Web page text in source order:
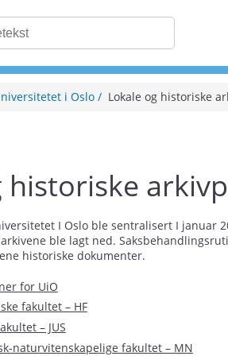
i Oslo Lokale og historiske
historiske
I Oslo ble sentralisert I
ble lagt ned.
historiske dokumenter.
for UiO
fakultet – HF
– JUS
naturvitenskapelige fakultet – MN